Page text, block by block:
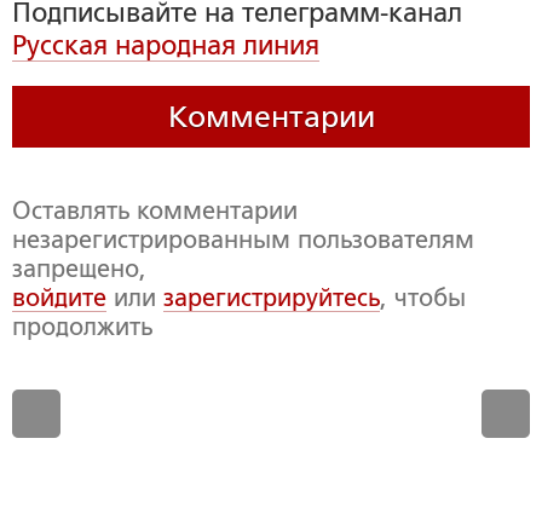
Подписывайте на телеграмм-канал
Русская народная линия
Комментарии
Оставлять комментарии
незарегистрированным пользователям
запрещено,
войдите или зарегистрируйтесь, чтобы
продолжить